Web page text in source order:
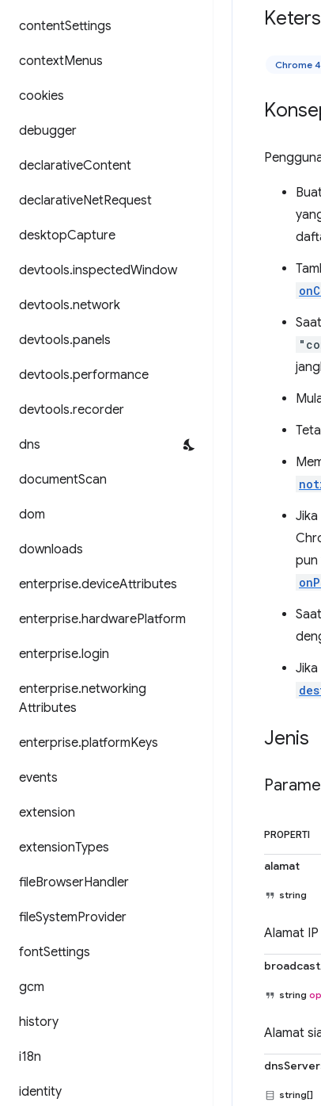
contentSettings
contextMenus
cookies
debugger
declarativeContent
declarativeNetRequest
desktopCapture
devtools.inspectedWindow
devtools.network
devtools.panels
devtools.performance
devtools.recorder
dns
documentScan
dom
downloads
enterprise.deviceAttributes
enterprise.hardwarePlatform
enterprise.login
enterprise.networking
Attributes
enterprise.platformKeys
events
extension
extensionTypes
fileBrowserHandler
fileSystemProvider
fontSettings
gcm
history
i18n
identity
Chrome
pun
Jenis
PROPERTI
alamat
string
Alamat
string
Alamat
string[]